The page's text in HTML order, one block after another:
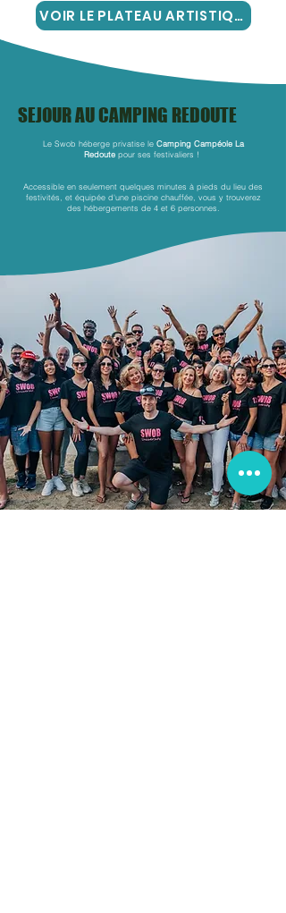
VOIR LE PLATEAU ARTISTIQUE
SEJOUR AU CAMPING REDOUTE
Le Swob héberge privatise le Camping Campéole La
Redoute pour ses festivaliers !
Accessible en seulement quelques minutes à pieds du lieu des
festivités, et équipée d'une piscine chauffée, vous y trouverez
des hébergements de 4 et 6 personnes.